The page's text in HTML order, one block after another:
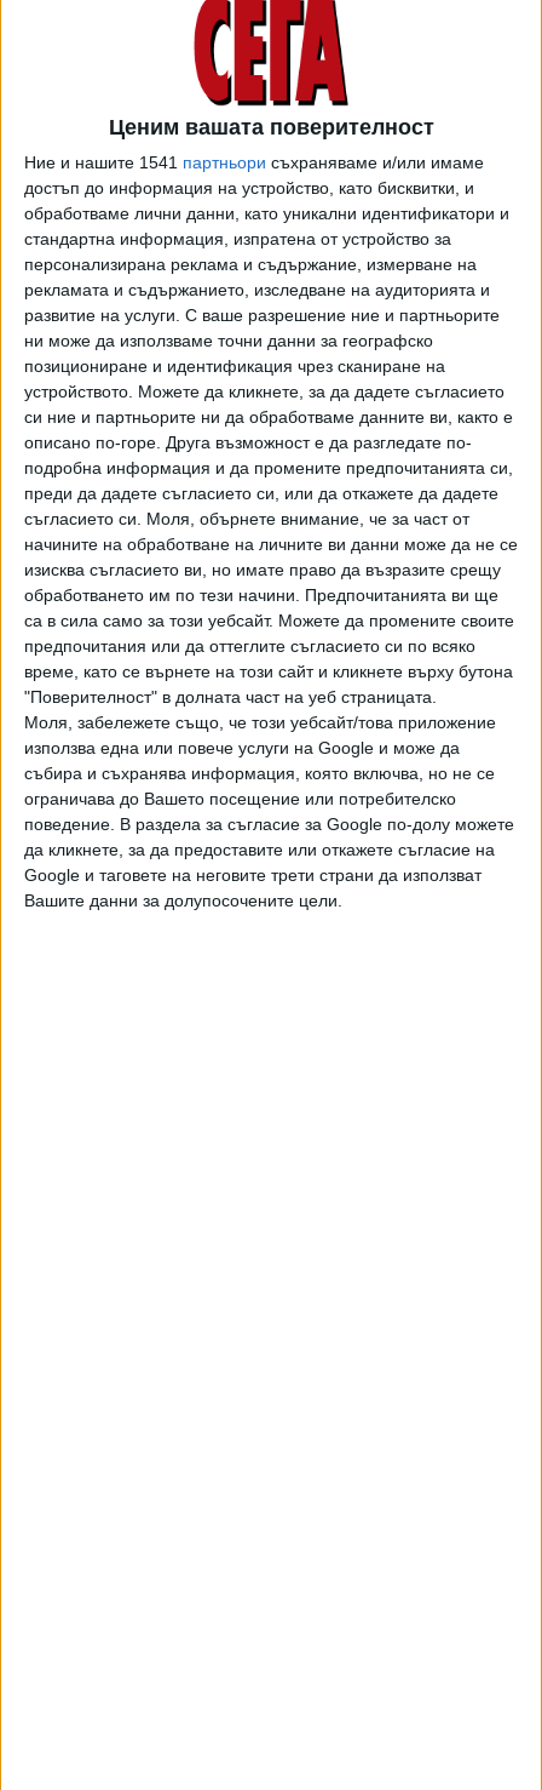
Ценим вашата поверителност
Ние и нашите 1541 партньори съхраняваме и/или имаме
достъп до информация на устройство, като бисквитки, и
обработваме лични данни, като уникални идентификатори и
стандартна информация, изпратена от устройство за
персонализирана реклама и съдържание, измерване на
рекламата и съдържанието, изследване на аудиторията и
развитие на услуги. С ваше разрешение ние и партньорите
ни може да използваме точни данни за географско
позициониране и идентификация чрез сканиране на
устройството. Можете да кликнете, за да дадете съгласието
си ние и партньорите ни да обработваме данните ви, както е
описано по-горе. Друга възможност е да разгледате по-
подробна информация и да промените предпочитанията си,
преди да дадете съгласието си, или да откажете да дадете
съгласието си.
Моля, обърнете внимание, че за част от
начините на обработване на личните ви данни може да не се
изисква съгласието ви, но имате право да възразите срещу
обработването им по тези начини. Предпочитанията ви ще
са в сила само за този уебсайт. Можете да промените своите
предпочитания или да оттеглите съгласието си по всяко
време, като се върнете на този сайт и кликнете върху бутона
"Поверителност" в долната част на уеб страницата.
Моля, забележете също, че този уебсайт/това приложение
използва една или повече услуги на Google и може да
събира и съхранява информация, която включва, но не се
ограничава до Вашето посещение или потребителско
поведение. В раздела за съгласие за Google по-долу можете
да кликнете, за да предоставите или откажете съгласие на
Google и таговете на неговите трети страни да използват
Вашите данни за долупосочените цели.
попълват и електронни формуляри PLF (Passenger
Locator Form). Властите уточняват, че данните за
контакт в Гърция, който трябва да фигурират във
формуляра, се попълват най-късно предния ден преди
пристигането им в страната.
От днес служителите и клиентите на супермаркетите в
Гърция трябва да носят маски за лице. Новината беше
обявена от генералния секретар по търговията и
потреблението Панайотис Стампулидис. Глобата при
неспазване на заповедта е 150 долара.
И днес трафикът на ГКПП "Кулата-Промахон" е
натоварен, тъй като гръцките гранични власти решиха да
правят допълнителен тест на пристигащите на случаен
принцип. Това е първият уикенд, след като страната
въведе задължителен PCR за туристите. Въпреки че
почивката се оскъпява, българите не се отказаха, тъй
като на границата тази сутрин имаше чакащи коли от 3-4
през нощта.
Последвайте ни и в
Ако искате да подкрепите независимата
и качествена журналистика в “Сега”,
можете да направите дарение през
PayPal
Ключови думи: Гърция ,опашки